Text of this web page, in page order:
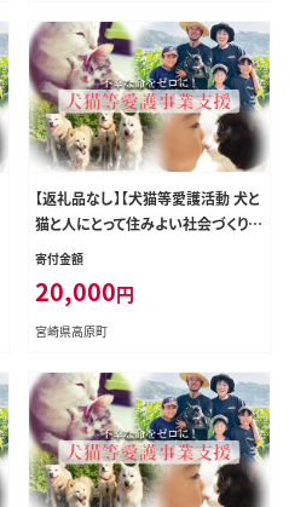
【返礼品なし】【犬猫等愛護活動 犬と
猫と人にとって住みよい社会づくりを
応援】宮崎県 高原町 特定非営利活
P00056
寄付金額
20,000円
宮崎県高原町